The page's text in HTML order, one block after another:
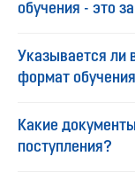
обучения - это
Указывается ли
формат
Какие
поступления?